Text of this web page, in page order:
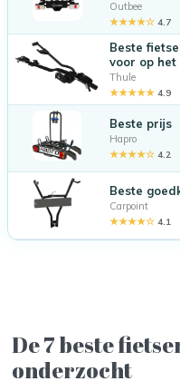
Outbee
★★★★☆ 4.7
Beste
voor op het
Thule
★★★★★ 4.9
Beste prijs
Hapro
★★★★☆ 4.2
Beste
Carpoint
★★★★☆ 4.1
De 7 beste
onderzocht